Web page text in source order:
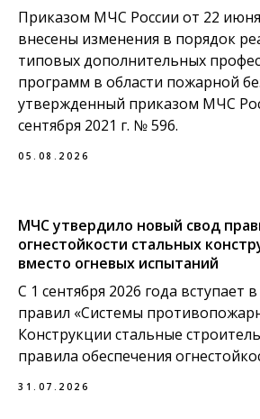
Приказом МЧС России от 22
внесены изменения в порядок
типовых дополнительных
программ в области пожарной
утвержденный приказом МЧС
сентября 2021 г. № 596.
05.08.2026
МЧС утвердило новый свод
огнестойкости стальных
вместо огневых испытаний
С 1 сентября 2026 года вступает
правил «Системы
Конструкции стальные
правила обеспечения
31.07.2026